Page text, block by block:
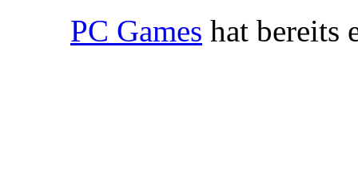
PC Games hat bereits